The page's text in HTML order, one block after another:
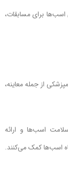
اسب‌ها برای مسابقات،
از جمله معاینه،
اسب‌ها و ارائه
اسب‌ها کمک می‌کنند.